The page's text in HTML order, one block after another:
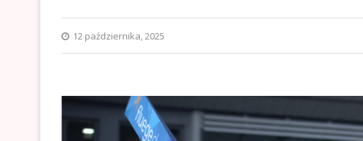
12 października, 2025